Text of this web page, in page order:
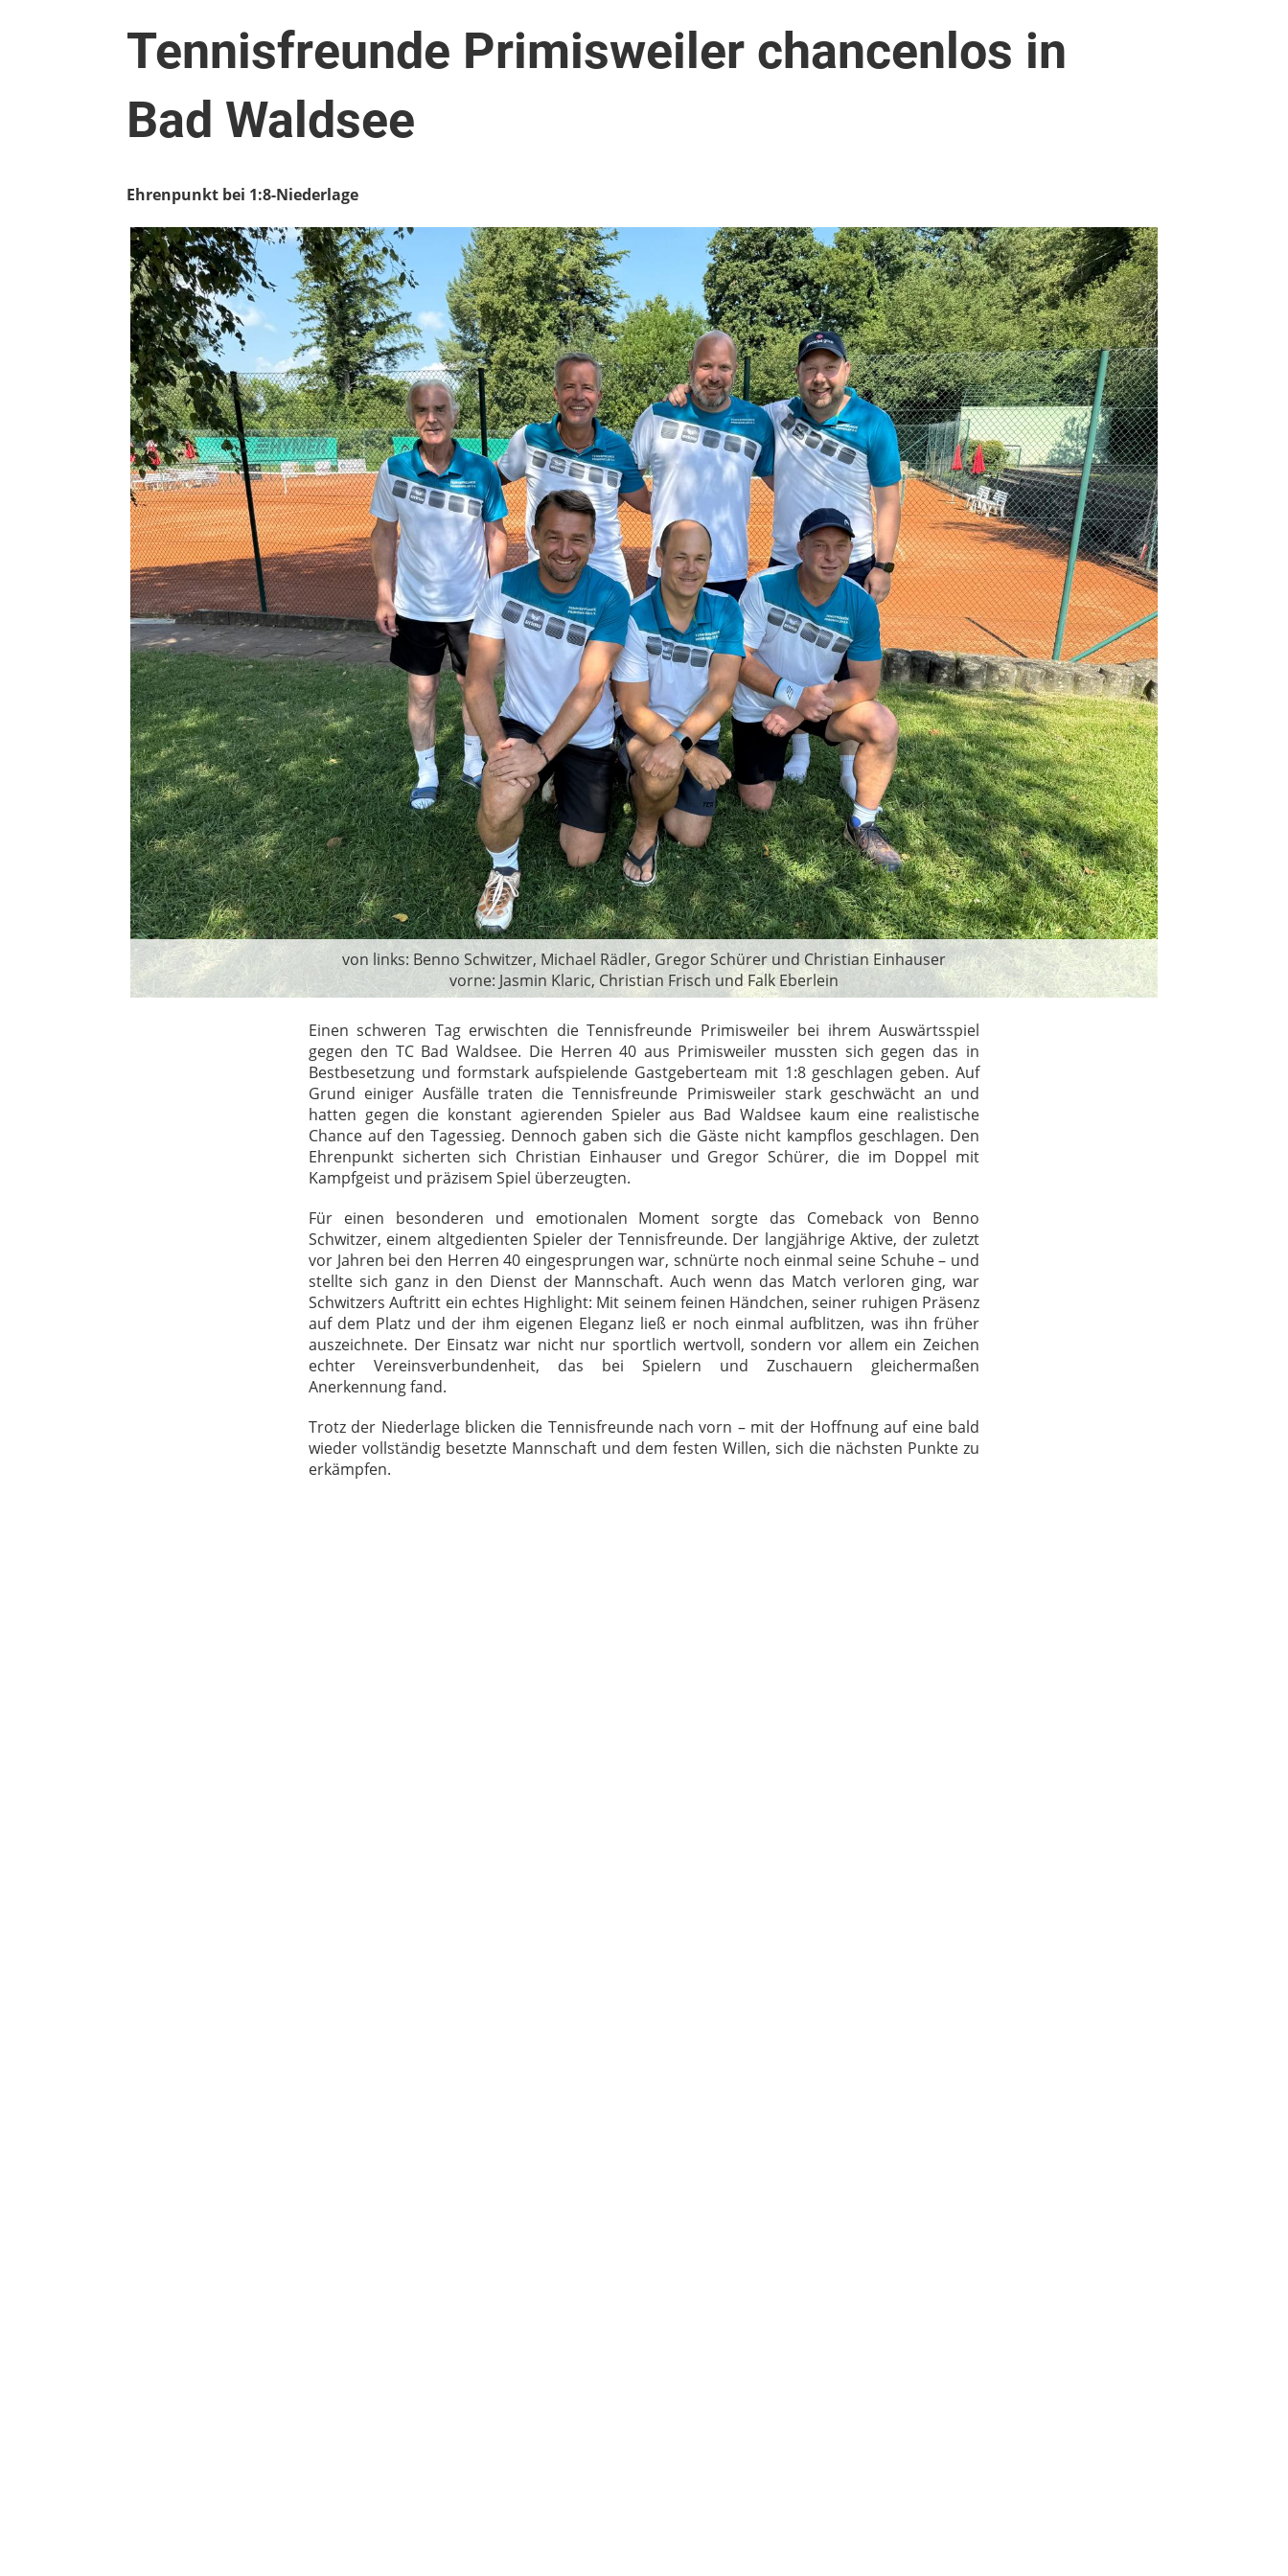
Tennisfreunde Primisweiler chancenlos in
Bad Waldsee
Ehrenpunkt bei 1:8-Niederlage
von links: Benno Schwitzer, Michael Rädler, Gregor Schürer und Christian Einhauser
vorne: Jasmin Klaric, Christian Frisch und Falk Eberlein
Einen schweren Tag erwischten die Tennisfreunde Primisweiler bei ihrem Auswärtsspiel
gegen den TC Bad Waldsee. Die Herren 40 aus Primisweiler mussten sich gegen das in
Bestbesetzung und formstark aufspielende Gastgeberteam mit 1:8 geschlagen geben. Auf
Grund einiger Ausfälle traten die Tennisfreunde Primisweiler stark geschwächt an und
hatten gegen die konstant agierenden Spieler aus Bad Waldsee kaum eine realistische
Chance auf den Tagessieg. Dennoch gaben sich die Gäste nicht kampflos geschlagen. Den
Ehrenpunkt sicherten sich Christian Einhauser und Gregor Schürer, die im Doppel mit
Kampfgeist und präzisem Spiel überzeugten.
Für einen besonderen und emotionalen Moment sorgte das Comeback von Benno
Schwitzer, einem altgedienten Spieler der Tennisfreunde. Der langjährige Aktive, der zuletzt
vor Jahren bei den Herren 40 eingesprungen war, schnürte noch einmal seine Schuhe – und
stellte sich ganz in den Dienst der Mannschaft.Auch wenn das Match verloren ging, war
Schwitzers Auftritt ein echtes Highlight: Mit seinem feinen Händchen, seiner ruhigen Präsenz
auf dem Platz und der ihm eigenen Eleganz ließ er noch einmal aufblitzen, was ihn früher
auszeichnete. Der Einsatz war nicht nur sportlich wertvoll, sondern vor allem ein Zeichen
echter Vereinsverbundenheit, das bei Spielern und Zuschauern gleichermaßen
Anerkennung fand.
Trotz der Niederlage blicken die Tennisfreunde nach vorn – mit der Hoffnung auf eine bald
wieder vollständig besetzte Mannschaft und dem festen Willen, sich die nächsten Punkte zu
erkämpfen.